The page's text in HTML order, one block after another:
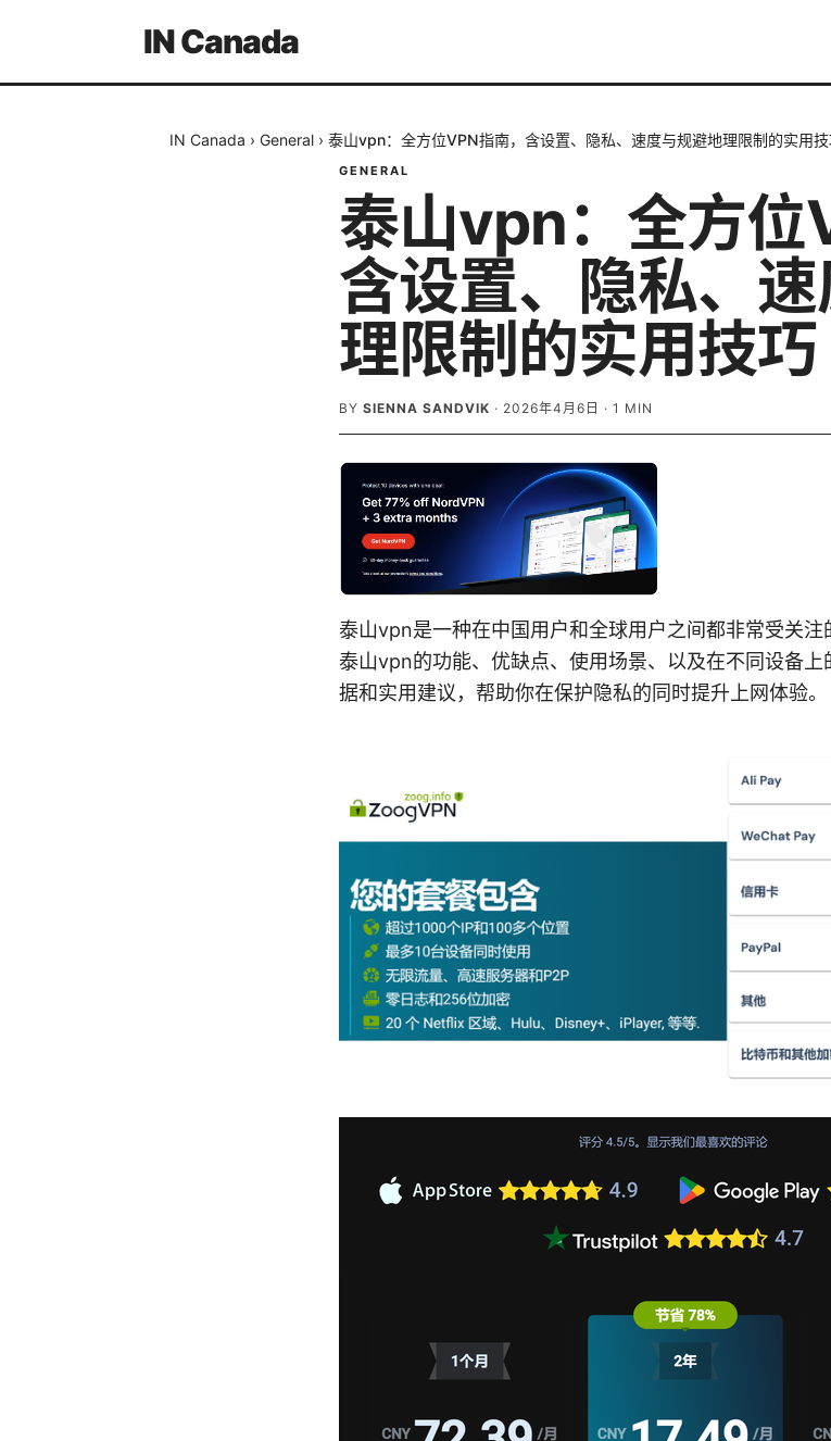
IN Canada
IN Canada › General › 泰山vpn：全方位VPN指南，含设置、隐私、速度与规避地理限制的实用
GENERAL
泰山vpn：全方位
含设置、隐私、
理限制的实用技巧
BY SIENNA SANDVIK · 2026年4月6日 · 1 MIN
泰山vpn是一种在中国用户和全球用户之间都非常受关
泰山vpn的功能、优缺点、使用场景、以及在不同设备
据和实用建议，帮助你在保护隐私的同时提升上网体验。